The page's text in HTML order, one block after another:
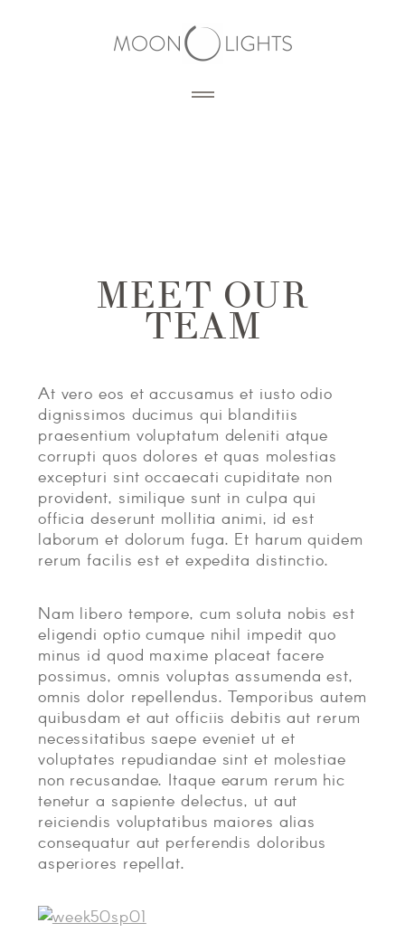
DESIGN
CONTACT
MORE
CLIENTS
STORE
TERMS OF SERVICE
0 ITEMS
SEARCH
MEET OUR
TEAM
At vero eos et accusamus et iusto odio
dignissimos ducimus qui blanditiis
praesentium voluptatum deleniti atque
corrupti quos dolores et quas molestias
excepturi sint occaecati cupiditate non
provident, similique sunt in culpa qui
officia deserunt mollitia animi, id est
laborum et dolorum fuga. Et harum quidem
rerum facilis est et expedita distinctio.
Nam libero tempore, cum soluta nobis est
eligendi optio cumque nihil impedit quo
minus id quod maxime placeat facere
possimus, omnis voluptas assumenda est,
omnis dolor repellendus. Temporibus autem
quibusdam et aut officiis debitis aut rerum
necessitatibus saepe eveniet ut et
voluptates repudiandae sint et molestiae
non recusandae. Itaque earum rerum hic
tenetur a sapiente delectus, ut aut
reiciendis voluptatibus maiores alias
consequatur aut perferendis doloribus
asperiores repellat.